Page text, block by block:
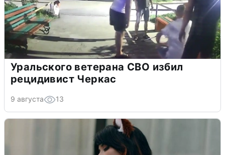
Уральского ветерана СВО избил
рецидивист Черкас
9 августа 13